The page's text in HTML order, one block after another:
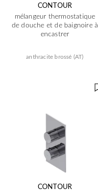
CONTOUR
mélangeur thermostatique
de douche et de baignoire à
encastrer
anthracite brossé (AT)
CONTOUR